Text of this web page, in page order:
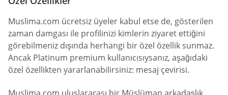
Muslima.com ücretsiz üyeler kabul etse de, gösterilen
zaman damgası ile profilinizi kimlerin ziyaret ettiğini
görebilmeniz dışında herhangi bir özel özellik sunmaz.
Ancak Platinum premium kullanıcısıysanız, aşağıdaki
özel özellikten yararlanabilirsiniz: mesaj çevirisi.